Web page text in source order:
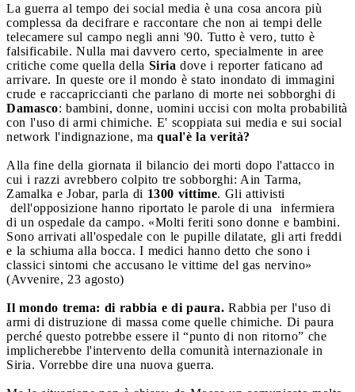
La guerra al tempo dei social media è una cosa ancora più
complessa da decifrare e raccontare che non ai tempi delle
telecamere sul campo negli anni '90. Tutto è vero, tutto è
falsificabile. Nulla mai davvero certo, specialmente in aree
critiche come quella della Siria dove i reporter faticano ad
arrivare. In queste ore il mondo è stato inondato di immagini
crude e raccapriccianti che parlano di morte nei sobborghi di
Damasco: bambini, donne, uomini uccisi con molta probabilità
con l'uso di armi chimiche. E' scoppiata sui media e sui social
network l'indignazione, ma qual'è la verità?
Alla fine della giornata il bilancio dei morti dopo l'attacco in
cui i razzi avrebbero colpito tre sobborghi: Ain Tarma,
Zamalka e Jobar, parla di 1300 vittime. Gli attivisti
dell'opposizione hanno riportato le parole di una infermiera
di un ospedale da campo. «Molti feriti sono donne e bambini.
Sono arrivati all'ospedale con le pupille dilatate, gli arti freddi
e la schiuma alla bocca. I medici hanno detto che sono i
classici sintomi che accusano le vittime del gas nervino»
(Avvenire, 23 agosto)
Il mondo trema: di rabbia e di paura. Rabbia per l'uso di
armi di distruzione di massa come quelle chimiche. Di paura
perché questo potrebbe essere il “punto di non ritorno” che
implicherebbe l'intervento della comunità internazionale in
Siria. Vorrebbe dire una nuova guerra.